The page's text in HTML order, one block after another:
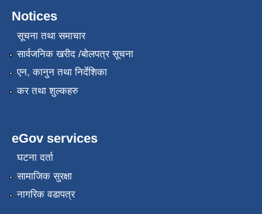
Notices
सूचना तथा समाचार
सार्वजनिक खरीद /बोलपत्र सूचना
एन, कानुन तथा निर्देशिका
कर तथा शुल्कहरु
eGov services
घटना दर्ता
सामाजिक सुरक्षा
नागरिक वडापत्र